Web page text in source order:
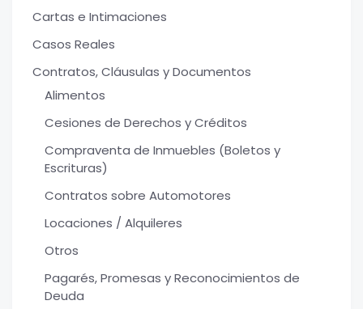
Cartas e Intimaciones
Casos Reales
Contratos, Cláusulas y Documentos
Alimentos
Cesiones de Derechos y Créditos
Compraventa de Inmuebles (Boletos y
Escrituras)
Contratos sobre Automotores
Locaciones / Alquileres
Otros
Pagarés, Promesas y Reconocimientos de
Deuda